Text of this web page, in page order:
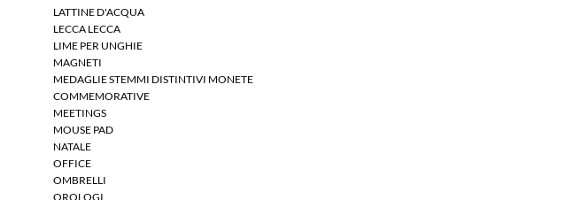
LATTINE D'ACQUA
LECCA LECCA
LIME PER UNGHIE
MAGNETI
MEDAGLIE STEMMI DISTINTIVI MONETE
COMMEMORATIVE
MEETINGS
MOUSE PAD
NATALE
OFFICE
OMBRELLI
OROLOGI